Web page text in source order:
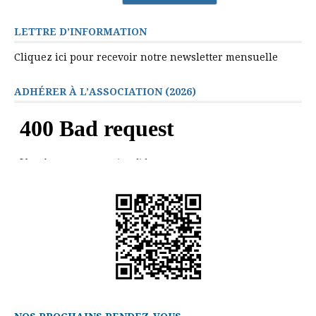
LETTRE D’INFORMATION
Cliquez ici pour recevoir notre newsletter mensuelle
ADHÉRER À L’ASSOCIATION (2026)